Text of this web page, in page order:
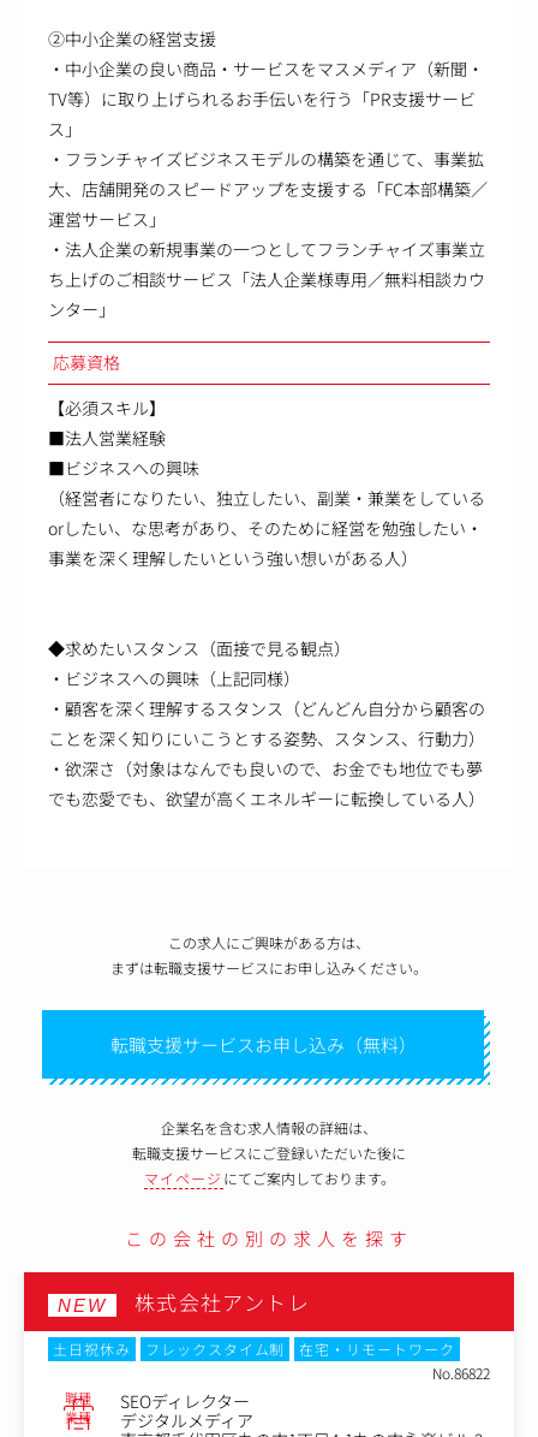
②中小企業の経営支援
・中小企業の良い商品・サービスをマスメディア（新聞・
TV等）に取り上げられるお手伝いを行う「PR支援サービ
ス」
・フランチャイズビジネスモデルの構築を通じて、事業拡
大、店舗開発のスピードアップを支援する「FC本部構築／
運営サービス」
・法人企業の新規事業の一つとしてフランチャイズ事業立
ち上げのご相談サービス「法人企業様専用／無料相談カウ
ンター」
応募資格
【必須スキル】
■法人営業経験
■ビジネスへの興味
（経営者になりたい、独立したい、副業・兼業をしている
orしたい、な思考があり、そのために経営を勉強したい・
事業を深く理解したいという強い想いがある人）
◆求めたいスタンス（面接で見る観点）
・ビジネスへの興味（上記同様）
・顧客を深く理解するスタンス（どんどん自分から顧客の
ことを深く知りにいこうとする姿勢、スタンス、行動力）
・欲深さ（対象はなんでも良いので、お金でも地位でも夢
でも恋愛でも、欲望が高くエネルギーに転換している人）
この求人にご興味がある方は、
まずは転職支援サービスにお申し込みください。
転職支援サービスお申し込み（無料）
企業名を含む求人情報の詳細は、
転職支援サービスにご登録いただいた後に
マイページ にてご案内しております。
この会社の別の求人を探す
ントレ
イム制
在宅・リモートワーク
土日祝休み
フレックスタ
Web面接
職種